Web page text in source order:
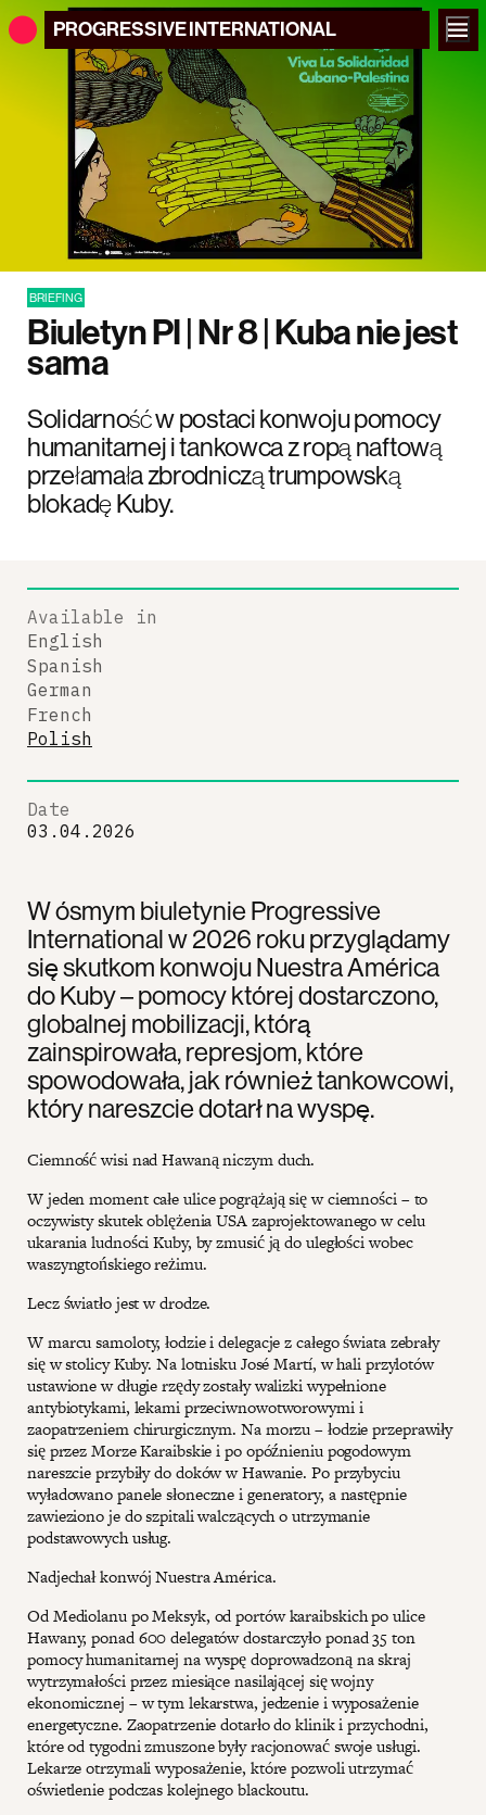
PROGRESSIVEINTERNATIONAL
BRIEFING
Biuletyn PI | Nr 8 | Kuba nie jest
sama
Solidarność w postaci konwoju pomocy
humanitarnej i tankowca z ropą naftową
przełamała zbrodniczą trumpowską
blokadę Kuby.
W ósmym biuletynie Progressive
International w 2026 roku przyglądamy
się skutkom konwoju Nuestra América
do Kuby – pomocy której dostarczono,
globalnej mobilizacji, którą
zainspirowała, represjom, które
spowodowała, jak również tankowcowi,
który nareszcie dotarł na wyspę.
Ciemność wisi nad Hawaną niczym duch.
W jeden moment całe ulice pogrążają się w ciemności – to
oczywisty skutek oblężenia USA zaprojektowanego w celu
ukarania ludności Kuby, by zmusić ją do uległości wobec
waszyngtońskiego reżimu.
Lecz światło jest w drodze.
W marcu samoloty, łodzie i delegacje z całego świata zebrały
się w stolicy Kuby. Na lotnisku José Martí, w hali przylotów
ustawione w długie rzędy zostały walizki wypełnione
antybiotykami, lekami przeciwnowotworowymi i
zaopatrzeniem chirurgicznym. Na morzu – łodzie przeprawiły
się przez Morze Karaibskie i po opóźnieniu pogodowym
nareszcie przybiły do doków w Hawanie. Po przybyciu
wyładowano panele słoneczne i generatory, a następnie
zawieziono je do szpitali walczących o utrzymanie
podstawowych usług.
Nadjechał konwój Nuestra América.
Od Mediolanu po Meksyk, od portów karaibskich po ulice
Hawany, ponad 600 delegatów dostarczyło ponad 35 ton
pomocy humanitarnej na wyspę doprowadzoną na skraj
wytrzymałości przez miesiące nasilającej się wojny
ekonomicznej – w tym lekarstwa, jedzenie i wyposażenie
energetyczne. Zaopatrzenie dotarło do klinik i przychodni,
które od tygodni zmuszone były racjonować swoje usługi.
Lekarze otrzymali wyposażenie, które pozwoli utrzymać
oświetlenie podczas kolejnego blackoutu.
Available in
English
Spanish
German
French
Polish
Date
03.04.2026